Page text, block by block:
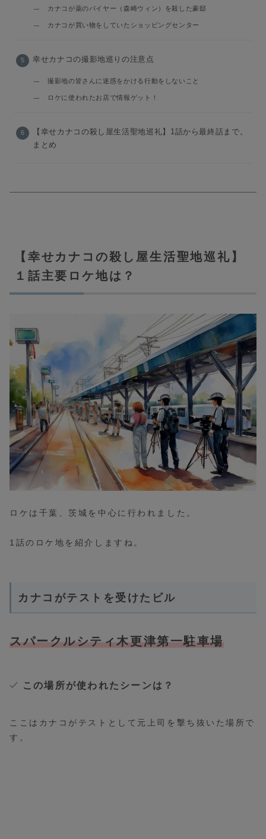
カナコが薬のバイヤー（森崎ウィン）を殺した豪邸
カナコが買い物をしていたショッピングセンター
幸せカナコの撮影地巡りの注意点
撮影地の皆さんに迷惑をかける行動をしないこと
ロケに使われたお店で情報ゲット！
【幸せカナコの殺し屋生活聖地巡礼】1話から最終話まで。
まとめ
【幸せカナコの殺し屋生活聖地巡礼】
１話主要ロケ地は？
ロケは千葉、茨城を中心に行われました。
1話のロケ地を紹介しますね。
カナコがテストを受けたビル
スパークルシティ木更津第一駐車場
この場所が使われたシーンは？
ここはカナコがテストとして元上司を撃ち抜いた場所で
す。